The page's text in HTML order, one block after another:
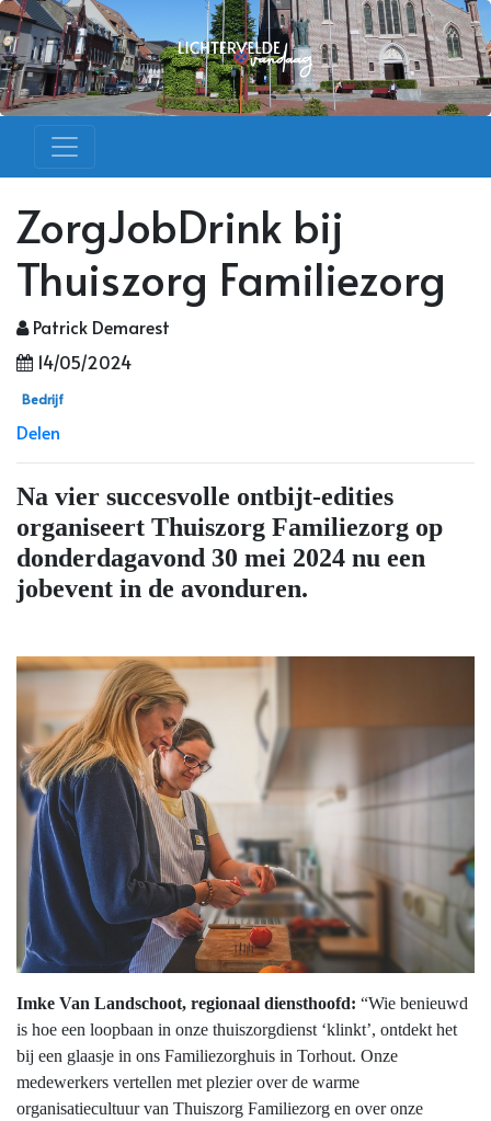
ZorgJobDrink bij
Thuiszorg Familiezorg
Patrick Demarest
14/05/2024
Bedrijf
Delen
Na vier succesvolle ontbijt-edities
organiseert Thuiszorg Familiezorg op
donderdagavond 30 mei 2024 nu een
jobevent in de avonduren.
Imke Van Landschoot, regionaal diensthoofd: “Wie benieuwd
is hoe een loopbaan in onze thuiszorgdienst ‘klinkt’, ontdekt het
bij een glaasje in ons Familiezorghuis in Torhout. Onze
medewerkers vertellen met plezier over de warme
organisatiecultuur van Thuiszorg Familiezorg en over onze